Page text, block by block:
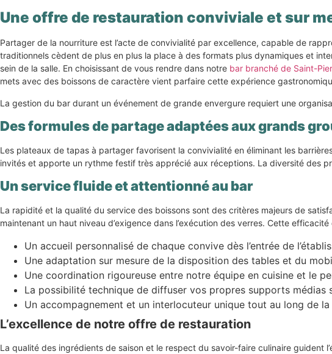
Une offre de restauration conviviale et sur
Partager de la nourriture est l’acte de convivialité par excellence, capable de
traditionnels cèdent de plus en plus la place à des formats plus dynamiques et
sein de la salle. En choisissant de vous rendre dans notre bar branché de Saint-
mets avec des boissons de caractère vient parfaire cette expérience
La gestion du bar durant un événement de grande envergure requiert une
Des formules de partage adaptées aux grands
Les plateaux de tapas à partager favorisent la convivialité en éliminant les
invités et apporte un rythme festif très apprécié aux réceptions. La diversité des
Un service fluide et attentionné au bar
La rapidité et la qualité du service des boissons sont des critères majeurs de
maintenant un haut niveau d’exigence dans l’exécution des verres. Cette
Un accueil personnalisé de chaque convive dès l’entrée de
Une adaptation sur mesure de la disposition des tables et du
Une coordination rigoureuse entre notre équipe en cuisine et le
La possibilité technique de diffuser vos propres supports médias
Un accompagnement et un interlocuteur unique tout au long de
L’excellence de notre offre de restauration
La qualité des ingrédients de saison et le respect du savoir-faire culinaire